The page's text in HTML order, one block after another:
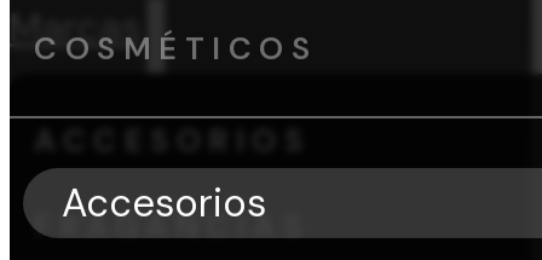
Marcas
ACCESORIOS
FRAGANCIAS
COSMÉTICOS
Accesorios